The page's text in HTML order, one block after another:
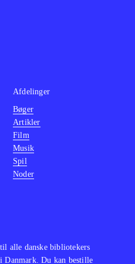
sig
at prøve
til for at få
vil
for spillet,
fra 10 år,
til voksne
eneste
alle danske bibliotekers
Danmark. Du kan bestille
Afdelinger
Bøger
Artikler
Film
Musik
Spil
Noder